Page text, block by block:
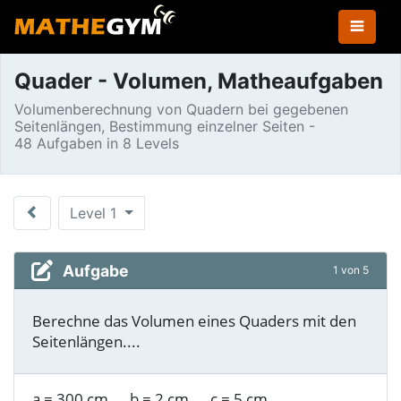
Quader - Volumen, Matheaufgaben
Volumenberechnung von Quadern bei gegebenen
Seitenlängen, Bestimmung einzelner Seiten -
48 Aufgaben in 8 Levels
Level 1
Aufgabe 1 von 5
Berechne das Volumen eines Quaders mit den
Seitenlängen....